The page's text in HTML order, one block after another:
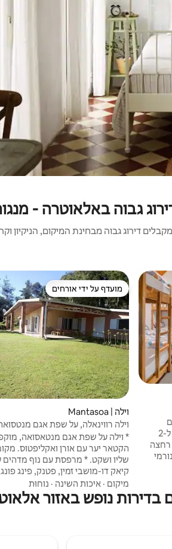
גבוה באלאוטרה -
דירוג גבוה מבחינת המיקום, הניקיון
לקבוצות של עד 40 אנשים. הוא מחולק ל-2
ו-2 חדרי רחצה
הוא
יוצא
מועדף על ידי אורחים
מועדף על ידי אורחים
וילה | Mantasoa
וילה רווינאלה, על שפת אגם
הקטאר יער עם אורן ואקליפטוס.
שליו ושקט. * מרפסת עם נוף מדהים
קיאק דו-מושבי זמין, פטנק, פינג
חדרי שינה עם חימום
(כלים, גז, סכו"ם ל-7
מיקום · איכות השינה · נוחוּת
בדירות נופש באזור